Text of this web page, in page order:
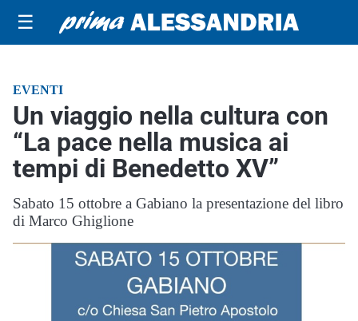
☰
EVENTI
Un viaggio nella cultura con
“La pace nella musica ai
tempi di Benedetto XV”
Sabato 15 ottobre a Gabiano la presentazione del libro
di Marco Ghiglione